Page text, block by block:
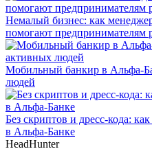
Немалый бизнес: как
помогают предпринимателям
Мобильный банкир в Альфа-
людей
Без скриптов и дресс-кода:
в Альфа-Банке
HeadHunter